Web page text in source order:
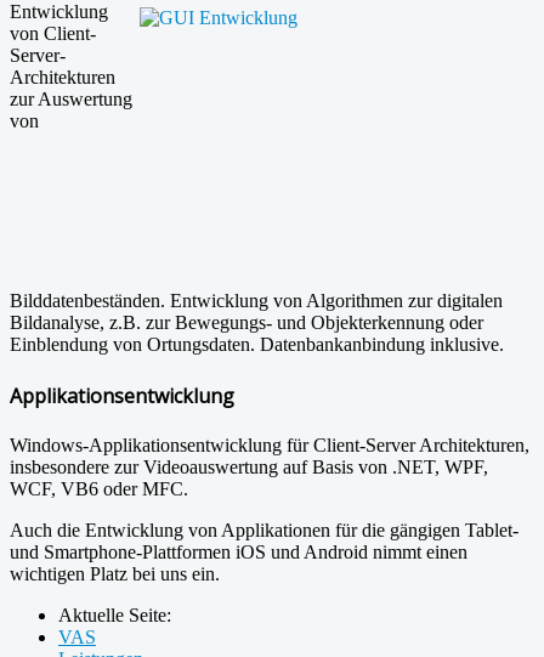
Entwicklung
von Client-
Server-
Architekturen
zur Auswertung
von
Bilddatenbeständen. Entwicklung von Algorithmen zur digitalen
Bildanalyse, z.B. zur Bewegungs- und Objekterkennung oder
Einblendung von Ortungsdaten. Datenbankanbindung inklusive.
Applikationsentwicklung
Windows-Applikationsentwicklung für Client-Server Architekturen,
insbesondere zur Videoauswertung auf Basis von .NET, WPF,
WCF, VB6 oder MFC.
Auch die Entwicklung von Applikationen für die gängigen Tablet-
und Smartphone-Plattformen iOS und Android nimmt einen
wichtigen Platz bei uns ein.
Aktuelle Seite:
VAS